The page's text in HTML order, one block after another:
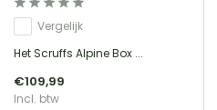
Vergelijk
Het Scruffs Alpine Box ...
€109,99
Incl. btw